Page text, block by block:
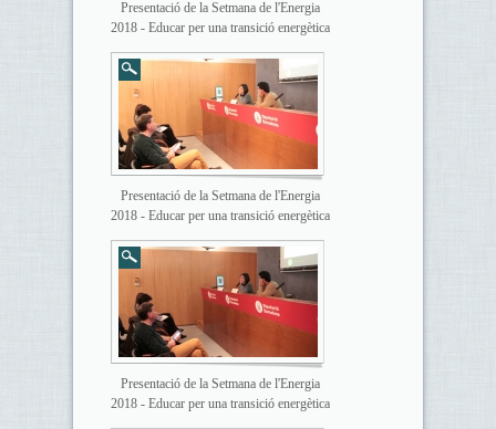
Presentació de la Setmana de l'Energia
2018 - Educar per una transició energètica
Presentació de la Setmana de l'Energia
2018 - Educar per una transició energètica
Presentació de la Setmana de l'Energia
2018 - Educar per una transició energètica